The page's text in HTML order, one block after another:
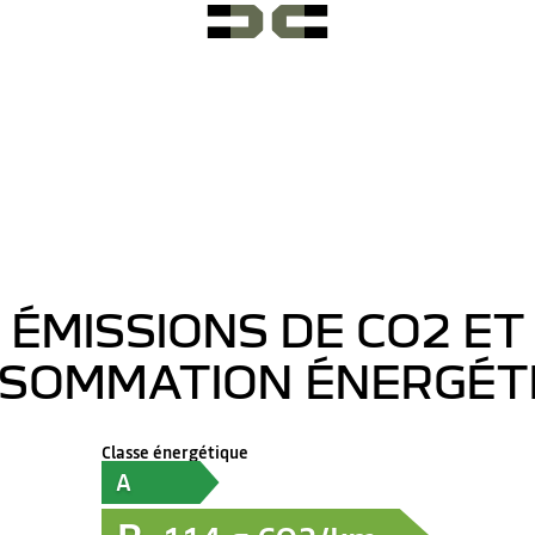
ÉMISSIONS DE CO2 ET
Classe énergétique
A